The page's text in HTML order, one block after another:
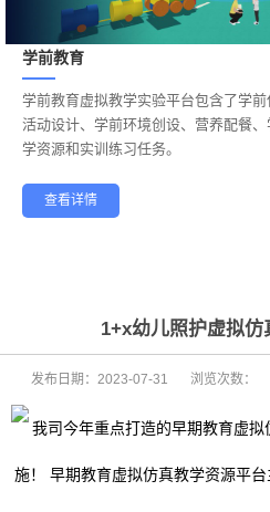
学前教育
——
学前教育虚拟教学实验平台包含了学
活动设计、学前环境创设、营养配餐
学资源和实训练习任务。
查看详情
1+x幼儿照护虚拟
发布日期： 2023-07-31 浏览次数：